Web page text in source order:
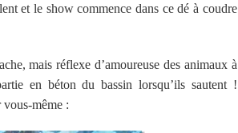
et le show commence dans ce dé à coudre
mais réflexe d’amoureuse des animaux à
en béton du bassin lorsqu’ils sautent !
vous-même :